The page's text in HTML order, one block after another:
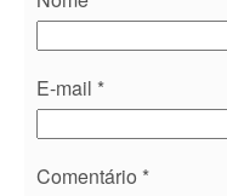
E-mail *
Comentário *